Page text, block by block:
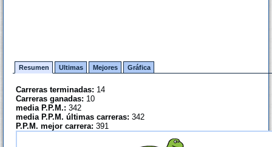
Resumen Ultimas Mejores Gráfica
Carreras terminadas: 14
Carreras ganadas: 10
media P.P.M.: 342
media P.P.M. últimas carreras: 342
P.P.M. mejor carrera: 391